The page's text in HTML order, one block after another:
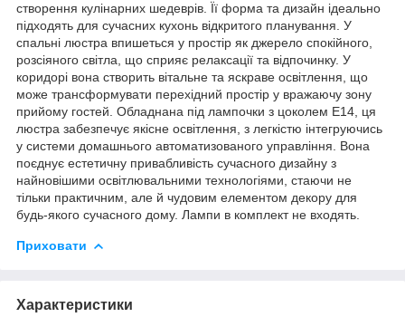
створення кулінарних шедеврів. Її форма та дизайн ідеально
підходять для сучасних кухонь відкритого планування. У
спальні люстра впишеться у простір як джерело спокійного,
розсіяного світла, що сприяє релаксації та відпочинку. У
коридорі вона створить вітальне та яскраве освітлення, що
може трансформувати перехідний простір у вражаючу зону
прийому гостей. Обладнана під лампочки з цоколем Е14, ця
люстра забезпечує якісне освітлення, з легкістю інтегруючись
у системи домашнього автоматизованого управління. Вона
поєднує естетичну привабливість сучасного дизайну з
найновішими освітлювальними технологіями, стаючи не
тільки практичним, але й чудовим елементом декору для
будь-якого сучасного дому. Лампи в комплект не входять.
Приховати
Характеристики